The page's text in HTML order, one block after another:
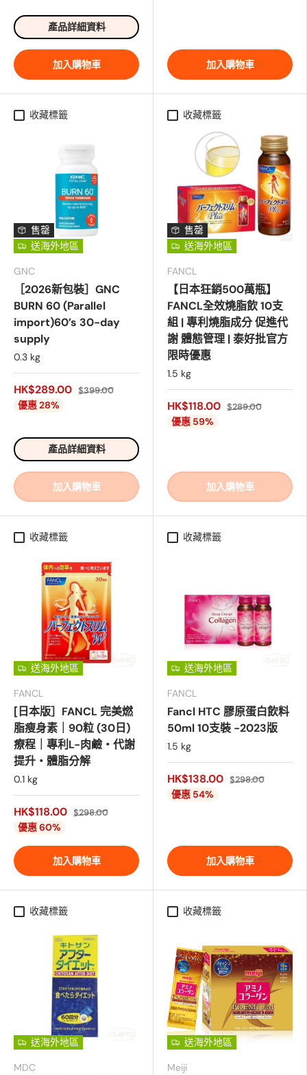
產品詳細資料
加入購物車 加入購物車
收藏標籤
售罄
送海外地區
GNC
［2026新包裝］GNC
BURN 60 (Parallel
import)60’s 30-day
supply
0.3 kg
HK$289.00 $399.00
優惠 28%
產品詳細資料
加入購物車
收藏標籤
售罄
送海外地區
FANCL
【日本狂銷500萬瓶】
FANCL全效燒脂飲 10支
組 | 專利燒脂成分 促進代
謝 體態管理 | 泰好批官方
限時優惠
1.5 kg
HK$118.00 $289.00
優惠 59%
加入購物車
收藏標籤
送海外地區
FANCL
[日本版］FANCL 完美燃
脂瘦身素｜90粒 (30日)
療程｜專利L-肉鹼・代謝
提升・體脂分解
0.1 kg
HK$118.00 $298.00
優惠 60%
加入購物車
收藏標籤
送海外地區
FANCL
Fancl HTC 膠原蛋白飲料
50ml 10支裝 -2023版
1.5 kg
HK$138.00 $298.00
優惠 54%
加入購物車
收藏標籤
送海外地區
MDC
收藏標籤
送海外地區
Meiji